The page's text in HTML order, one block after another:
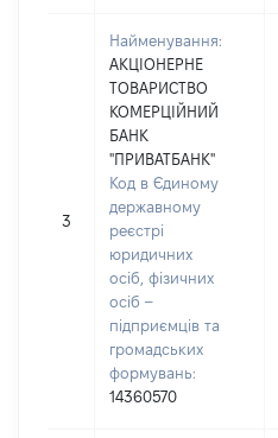
3
Найменування:
АКЦІОНЕРНЕ
ТОВАРИСТВО
КОМЕРЦІЙНИЙ
БАНК
"ПРИВАТБАНК"
Код в Єдиному
державному
реєстрі
юридичних
осіб, фізичних
осіб –
підприємців та
громадських
формувань:
14360570